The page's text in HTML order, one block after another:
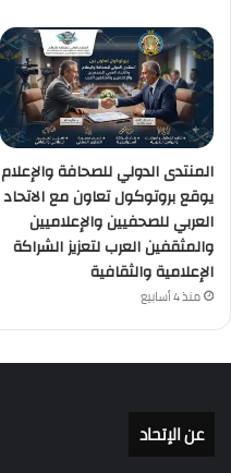
المنتدى الدولي للصحافة والإعلام
يوقع بروتوكول تعاون مع الاتحاد
العربي للصحفيين والإعلاميين
والمثقفين العرب لتعزيز الشراكة
الإعلامية والثقافية
منذ 4 أسابيع
عن الإتحاد